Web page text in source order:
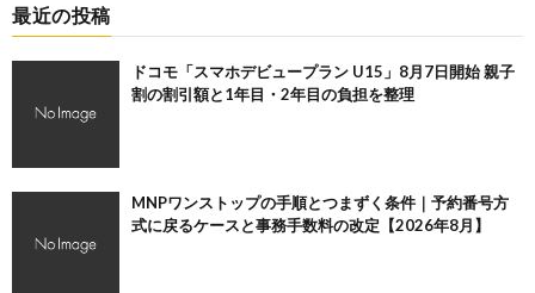
最近の投稿
ドコモ「スマホデビュープラン U15」8月7日開始 親子
割の割引額と1年目・2年目の負担を整理
MNPワンストップの手順とつまずく条件｜予約番号方
式に戻るケースと事務手数料の改定【2026年8月】